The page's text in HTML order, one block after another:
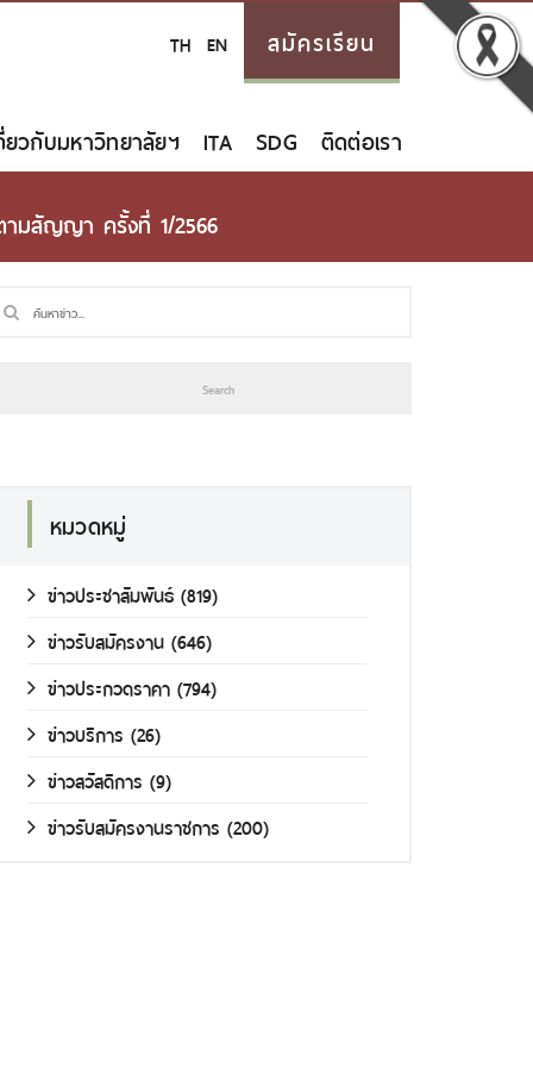
TH EN สมัครเรียน
ยวกับมหาวิทยาลัยฯ ITA SDG ติดต่อเรา
ามสัญญา ครั้งที่ 1/2566
หมวดหมู่
ข่าวประชาสัมพันธ์ (819)
ข่าวรับสมัครงาน (646)
ข่าวประกวดราคา (794)
ข่าวบริการ (26)
ข่าวสวัสดิการ (9)
ข่าวรับสมัครงานราชการ (200)